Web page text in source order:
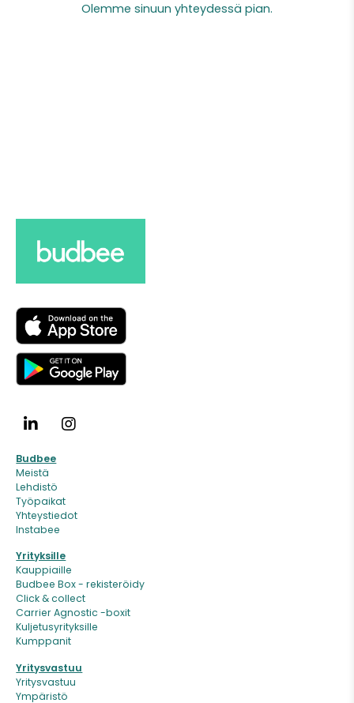
Olemme sinuun yhteydessä pian.
Budbee
Meistä
Lehdistö
Työpaikat
Yhteystiedot
Instabee
Yrityksille
Kauppiaille
Budbee Box - rekisteröidy
Click & collect
Carrier Agnostic -boxit
Kuljetusyrityksille
Kumppanit
Yritysvastuu
Yritysvastuu
Ympäristö